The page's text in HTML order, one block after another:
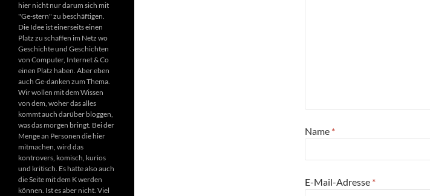
Name *
E-Mail-Adresse *
hier nicht nur darum sich mit
"Ge-stern" zu beschäftigen.
Die Idee ist einerseits einen
Platz zu schaffen im Netz wo
Geschichte und Geschichten
von Computer, Internet & Co
einen Platz haben. Aber eben
auch Ge-danken zum Thema.
Wir wollen mit dem Wissen
von dem, woher das alles
kommt auch darüber bloggen,
was das morgen bringt. Bei der
Menge an Personen die hier
mitmachen, wird das
kontrovers, komisch, kurios
und kritisch. Es hatte also auch
die Seite mit dem K werden
können. Ist es aber nicht. Viel